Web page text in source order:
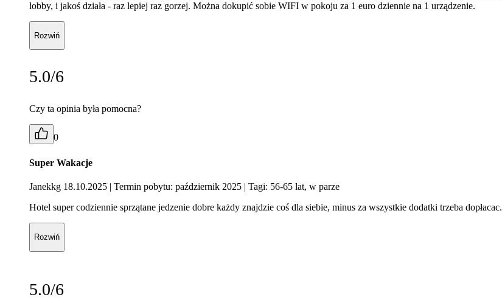
lobby, i jakoś działa - raz lepiej raz gorzej. Można dokupić sobie WIFI w pokoju za 1 euro dziennie na 1 urządzenie.
Rozwiń
5.0/6
Czy ta opinia była pomocna?
0
Super Wakacje
Janekkg 18.10.2025 | Termin pobytu: październik 2025 | Tagi: 56-65 lat, w parze
Hotel super codziennie sprzątane jedzenie dobre każdy znajdzie coś dla siebie, minus za wszystkie dodatki trzeba dopłacac.
Rozwiń
5.0/6